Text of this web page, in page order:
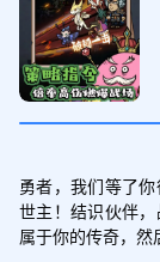
勇者，我们等了
世主！结识伙伴
属于你的传奇，然